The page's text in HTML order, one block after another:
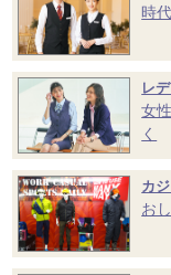
時
レ
女
く
カ
お